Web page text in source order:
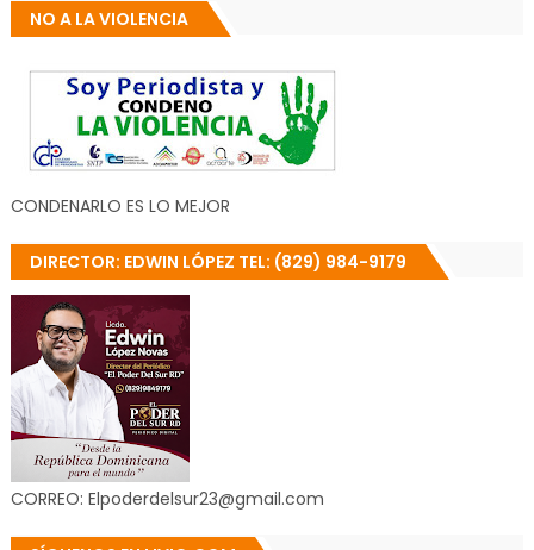
NO A LA VIOLENCIA
CONDENARLO ES LO MEJOR
DIRECTOR: EDWIN LÓPEZ TEL: (829) 984-9179
CORREO: Elpoderdelsur23@gmail.com